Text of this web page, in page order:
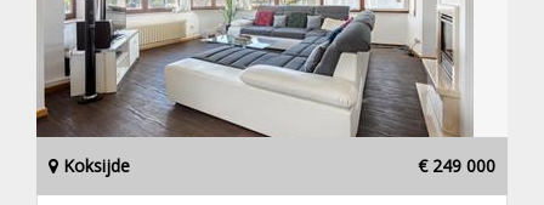
Koksijde € 249 000